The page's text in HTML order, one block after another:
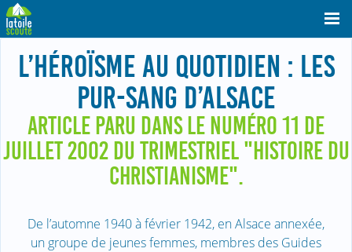
L’HÉROÏSME AU QUOTIDIEN : LES
PUR-SANG D’ALSACE
ARTICLE PARU DANS LE NUMÉRO 11 DE
JUILLET 2002 DU TRIMESTRIEL "HISTOIRE DU
CHRISTIANISME".
De l’automne 1940 à février 1942, en Alsace annexée,
un groupe de jeunes femmes, membres des Guides